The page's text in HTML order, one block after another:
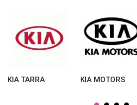
KIA TARRA KIA MOTORS